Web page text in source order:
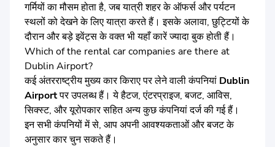
गर्मियों का मौसम होता है, जब यात्री शहर के ऑफर्स और पर्यटन
स्थलों को देखने के लिए यात्रा करते हैं। इसके अलावा, छुट्टियों के
दौरान और बड़े इवेंट्स के वक्त भी यहाँ कारें ज्यादा बुक होती हैं।
Which of the rental car companies are there at
Dublin Airport?
कई अंतरराष्ट्रीय मुख्य कार किराए पर लेने वाली कंपनियां Dublin
Airportपर उपलब्ध हैं। ये हैटज, एंटरप्राइज, बजट, आविस,
सिक्स्ट, और यूरोपकार सहित अन्य कुछ कंपनियां दर्ज की गई हैं।
इन सभी कंपनियों में से, आप अपनी आवश्यकताओं और बजट के
अनुसार कार चुन सकते हैं।